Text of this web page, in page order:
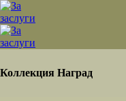
Коллекция Наград